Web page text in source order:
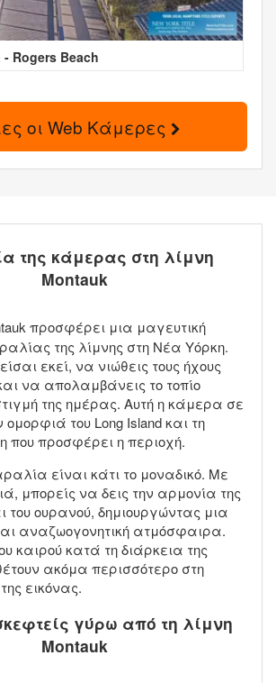
Rogers Beach
οι Web Κάμερες
της κάμερας στη λίμνη
Montauk
προσφέρει μια μαγευτική
της λίμνης στη Νέα Υόρκη.
εκεί, να νιώθεις τους ήχους
να απολαμβάνεις το τοπίο
της ημέρας. Αυτή η κάμερα σε
ομορφιά του Long Island και τη
που προσφέρει η περιοχή.
είναι κάτι το μοναδικό. Με
μπορείς να δεις την αρμονία της
ουρανού, δημιουργώντας μια
αναζωογονητική ατμόσφαιρα.
καιρού κατά τη διάρκεια της
ακόμα περισσότερο στη
εικόνας.
γύρω από τη λίμνη
Montauk